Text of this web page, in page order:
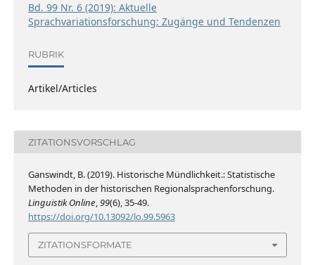
Bd. 99 Nr. 6 (2019): Aktuelle
Sprachvariationsforschung: Zugänge und Tendenzen
RUBRIK
Artikel/Articles
ZITATIONSVORSCHLAG
Ganswindt, B. (2019). Historische Mündlichkeit.: Statistische
Methoden in der historischen Regionalsprachenforschung.
Linguistik Online,99(6), 35-49.
https://doi.org/10.13092/lo.99.5963
ZITATIONSFORMATE